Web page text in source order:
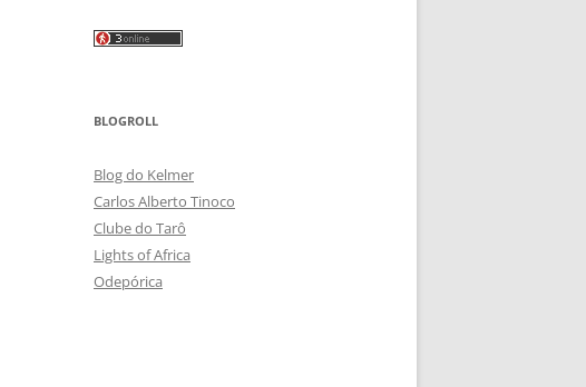
BLOGROLL
Blog do Kelmer
Carlos Alberto Tinoco
Clube do Tarô
Lights of Africa
Odepórica